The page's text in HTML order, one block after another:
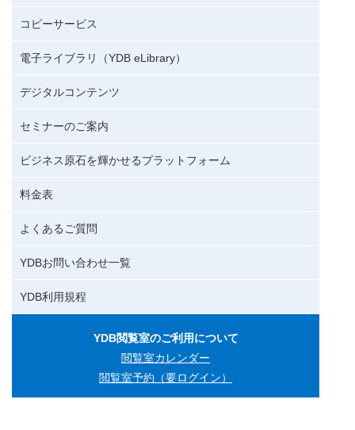
コピーサービス
電子ライブラリ（YDB eLibrary）
デジタルコンテンツ
セミナーのご案内
ビジネス原石を輝かせるプラットフォーム
料金表
よくあるご質問
YDBお問い合わせ一覧
YDB利用規程
YDB閲覧室のご利用について
閲覧室カレンダー
閲覧室予約（要ログイン）